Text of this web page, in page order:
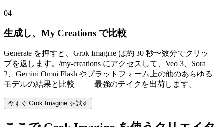
04
生成し、My Creations で比較
Generate を押すと、Grok Imagine は約 30 秒〜数分でクリッ
プを返します。/my-creations にアクセスして、Veo 3、Sora
2、Gemini Omni Flash やプラットフォーム上の他のあらゆる
モデルの結果と比較 —— 最強のテイクを出荷します。
今すぐ Grok Imagine を試す